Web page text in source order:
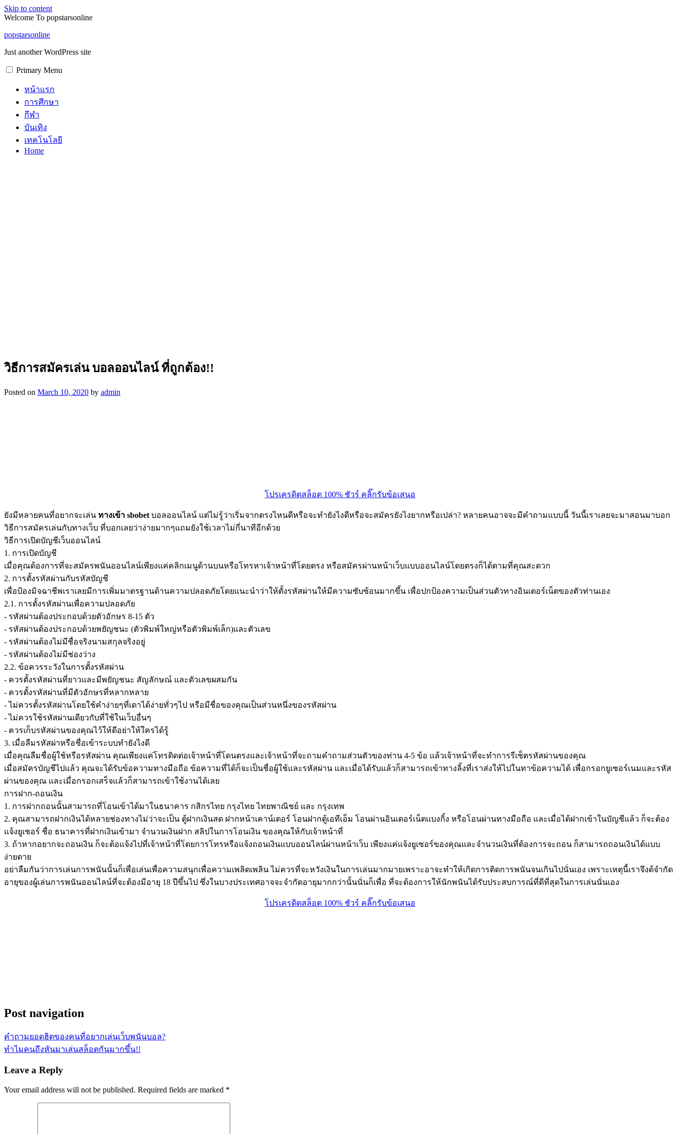
Skip to content
Welcome To popstarsonline
popstarsonline
Just another WordPress site
Primary Menu
หน้าแรก
การศึกษา
กีฬา
บันเทิง
เทคโนโลยี
Home
วิธีการสมัครเล่น บอลออนไลน์ ที่ถูกต้อง!!
Posted on March 10, 2020 by admin
โปรเครดิตสล็อต 100% ชัวร์ คลิ๊กรับข้อเสนอ
ยังมีหลายคนที่อยากจะเล่น ทางเข้า sbobet บอลออนไลน์ แต่ไม่รู้ว่าเริ่มจากตรงไหนดีหรือจะทำยังไงดีหรือจะสมัครยังไงยากหรือเปล่า? หลายคนอาจจะมีคำถามแบบนี้ วันนี้เราเลยจะมาสอนมาบอก
วิธีการสมัครเล่นกับทางเว็บ ที่บอกเลยว่าง่ายมากๆแถมยังใช้เวลาไม่กี่นาทีอีกด้วย
วิธีการเปิดบัญชีเว็บออนไลน์
1. การเปิดบัญชี
เมื่อคุณต้องการที่จะสมัครพนันออนไลน์เพียงแค่คลิกเมนูด้านบนหรือโทรหาเจ้าหน้าที่โดยตรง หรือสมัครผ่านหน้าเว็บแบบออนไลน์โดยตรงก็ได้ตามที่คุณสะดวก
2. การตั้งรหัสผ่านกับรหัสบัญชี
เพื่อป้องมิจฉาชีพเราเลยมีการเพิ่มมาตรฐานด้านความปลอดภัยโดยแนะนำว่าให้ตั้งรหัสผ่านให้มีความซับซ้อนมากขึ้น เพื่อปกป้องความเป็นส่วนตัวทางอินเตอร์เน็ตของตัวท่านเอง
2.1. การตั้งรหัสผ่านเพื่อความปลอดภัย
- รหัสผ่านต้องประกอบด้วยตัวอักษร 8-15 ตัว
- รหัสผ่านต้องประกอบด้วยพยัญชนะ (ตัวพิมพ์ใหญ่หรือตัวพิมพ์เล็ก)และตัวเลข
- รหัสผ่านต้องไม่มีชื่อจริงนามสกุลจริงอยู่
- รหัสผ่านต้องไม่มีช่องว่าง
2.2. ข้อควรระวังในการตั้งรหัสผ่าน
- ควรตั้งรหัสผ่านที่ยาวและมีพยัญชนะ สัญลักษณ์ และตัวเลขผสมกัน
- ควรตั้งรหัสผ่านที่มีตัวอักษรที่หลากหลาย
- ไม่ควรตั้งรหัสผ่านโดยใช้คำง่ายๆที่เดาได้ง่ายทั่วๆไป หรือมีชื่อของคุณเป็นส่วนหนึ่งของรหัสผ่าน
- ไม่ควรใช้รหัสผ่านเดียวกับที่ใช้ในเว็บอื่นๆ
- ควรเก็บรหัสผ่านของคุณไว้ให้ดีอย่าให้ใครได้รู้
3. เมื่อลืมรหัสผ่าหรือชื่อเข้าระบบทำยังไงดี
เมื่อคุณลืมชื่อผู้ใช้หรือรหัสผ่าน คุณเพียงแค่โทรติดต่อเจ้าหน้าที่โดนตรงและเจ้าหน้าที่จะถามคำถามส่วนตัวของท่าน 4-5 ข้อ แล้วเจ้าหน้าที่จะทำการรีเซ็ตรหัสผ่านของคุณ
เมื่อสมัครบัญชีไปแล้ว คุณจะได้รับข้อความทางมือถือ ข้อความที่ได้ก็จะเป็นชื่อผู้ใช้และรหัสผ่าน และเมื่อได้รับแล้วก็สามารถเข้าทางลิ้งที่เราส่งให้ไปในทาข้อความได้ เพื่อกรอกยูเซอร์เนมและรหัส
ผ่านของคุณ และเมื่อกรอกเสร็จแล้วก็สามารถเข้าใช้งานได้เลย
การฝาก-ถอนเงิน
1. การฝากถอนนั้นสามารถที่โอนเข้าได้มาในธนาคาร กสิกรไทย กรุงไทย ไทยพาณิชย์ และ กรุงเทพ
2. คุณสามารถฝากเงินได้หลายช่องทางไม่ว่าจะเป็น ตู้ฝากเงินสด ฝากหน้าเคาน์เตอร์ โอนฝากตู้เอทีเอ็ม โอนผ่านอินเตอร์เน็ตเเบงกิ้ง หรือโอนผ่านทางมือถือ และเมื่อได้ฝากเข้าในบัญชีแล้ว ก็จะต้อง
แจ้งยูเซอร์ ชื่อ ธนาคารที่ฝากเงินเข้ามา จำนวนเงินฝาก สลิปในการโอนเงิน ของคุณให้กับเจ้าหน้าที่
3. ถ้าหากอยากจะถอนเงิน ก็จะต้อแจ้งไปที่เจ้าหน้าที่โดยการโทรหรือแจ้งถอนเงินแบบออนไลน์ผ่านหน้าเว็บ เพียงแค่แจ้งยูเซอร์ของคุณและจำนวนเงินที่ต้องการจะถอน ก็สามารถถอนเงินได้แบบ
ง่ายดาย
อย่าลืมกันว่าการเล่นการพนันนั้นก็เพื่อเล่นเพื่อความสนุกเพื่อความเพลิดเพลิน ไม่ควรที่จะหวังเงินในการเล่นมากมายเพราะอาจะทำให้เกิดการติดการพนันจนเกินไปนั่นเอง เพราะเหตุนี้เราจึงด้จำกัด
อายุของผู้เล่นการพนันออนไลน์ที่จะต้องมีอายุ 18 ปีขึ้นไป ซึ่งในบางประเทศอาจจะจำกัดอายุมากกว่านั้นนั่นก็เพื่อ ที่จะต้องการให้นักพนันได้รับประสบการณ์ที่ดีที่สุดในการเล่นนั่นเอง
โปรเครดิตสล็อต 100% ชัวร์ คลิ๊กรับข้อเสนอ
Post navigation
คำถามยอดฮิตของคนที่อยากเล่นเว็บพนันบอล?
ทำไมคนถึงหันมาเล่นสล็อตกันมากขึ้น!!
Leave a Reply
Your email address will not be published. Required fields are marked *